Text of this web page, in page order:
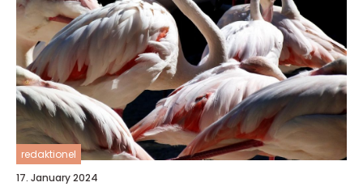
redaktionel
17. January 2024